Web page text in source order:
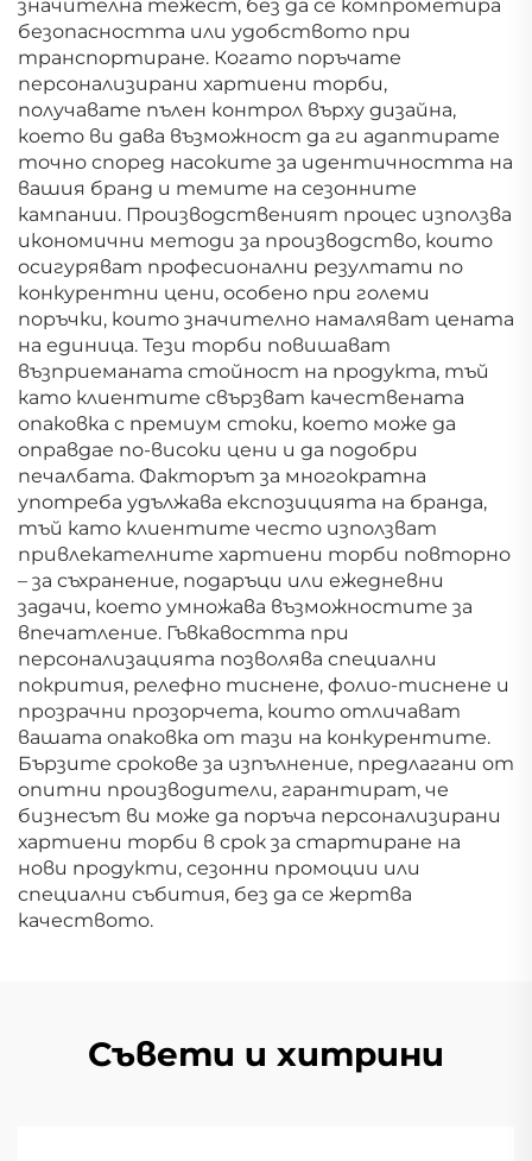
значителна тежест, без да се компрометира
безопасността или удобството при
транспортиране. Когато поръчате
персонализирани хартиени торби,
получавате пълен контрол върху дизайна,
което ви дава възможност да ги адаптирате
точно според насоките за идентичността на
вашия бранд и темите на сезонните
кампании. Производственият процес използва
икономични методи за производство, които
осигуряват професионални резултати по
конкурентни цени, особено при големи
поръчки, които значително намаляват цената
на единица. Тези торби повишават
възприеманата стойност на продукта, тъй
като клиентите свързват качествената
опаковка с премиум стоки, което може да
оправдае по-високи цени и да подобри
печалбата. Факторът за многократна
употреба удължава експозицията на бранда,
тъй като клиентите често използват
привлекателните хартиени торби повторно
– за съхранение, подаръци или ежедневни
задачи, което умножава възможностите за
впечатление. Гъвкавостта при
персонализацията позволява специални
покрития, релефно тиснене, фолио-тиснене и
прозрачни прозорчета, които отличават
вашата опаковка от тази на конкурентите.
Бързите срокове за изпълнение, предлагани от
опитни производители, гарантират, че
бизнесът ви може да поръча персонализирани
хартиени торби в срок за стартиране на
нови продукти, сезонни промоции или
специални събития, без да се жертва
качеството.
Съвети и хитрини